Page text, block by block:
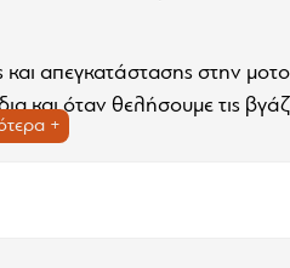
απεγκατάστασης στην
και όταν θελήσουμε τις
Η κατασκευή τους από
συνδυασμό αντοχής. Το